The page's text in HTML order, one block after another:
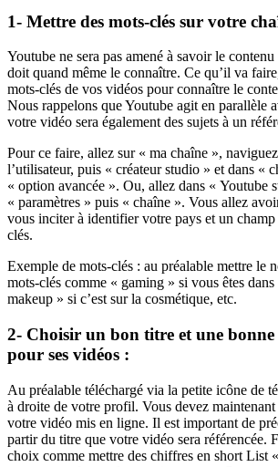
1- Mettre des mots-clés sur votre
Youtube ne sera pas amené à savoir le
doit quand même le connaître. Ce qu’il va
mots-clés de vos vidéos pour connaître le
Nous rappelons que Youtube agit en parallèle
votre vidéo sera également des sujets à un
Pour ce faire, allez sur « ma chaîne »,
l’utilisateur, puis « créateur studio » et dans «
« option avancée ». Ou, allez dans « Youtube
« paramètres » puis « chaîne ». Vous allez
vous inciter à identifier votre pays et un
clés.
Exemple de mots-clés : au préalable mettre le
mots-clés comme « gaming » si vous êtes
makeup » si c’est sur la cosmétique, etc.
2- Choisir un bon titre et une
pour ses vidéos :
Au préalable téléchargé via la petite icône de
à droite de votre profil. Vous devez
votre vidéo mis en ligne. Il est important de
partir du titre que votre vidéo sera référencée.
choix comme mettre des chiffres en short